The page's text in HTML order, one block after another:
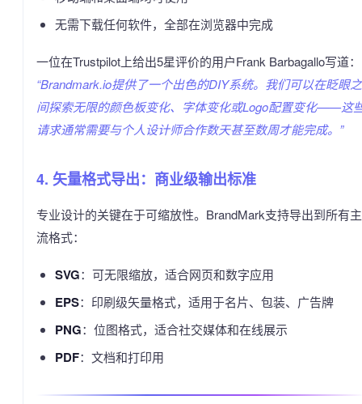
无需下载任何软件，全部在浏览器中完成
一位在Trustpilot上给出5星评价的用户Frank Barbagallo写道：
“Brandmark.io提供了一个出色的DIY系统。我们可以在眨眼之
间探索无限的颜色板变化、字体变化或Logo配置变化——这
请求通常需要与个人设计师合作数天甚至数周才能完成。”
4. 矢量格式导出：商业级输出标准
专业设计的关键在于可缩放性。BrandMark支持导出到所有主
流格式：
SVG：可无限缩放，适合网页和数字应用
EPS：印刷级矢量格式，适用于名片、包装、广告牌
PNG：位图格式，适合社交媒体和在线展示
PDF：文档和打印用